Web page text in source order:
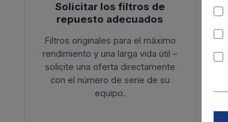
Solicitar los filtros de
repuesto adecuados
Filtros originales para el máximo
rendimiento y una larga vida útil –
solicite una oferta directamente
con el número de serie de su
equipo.